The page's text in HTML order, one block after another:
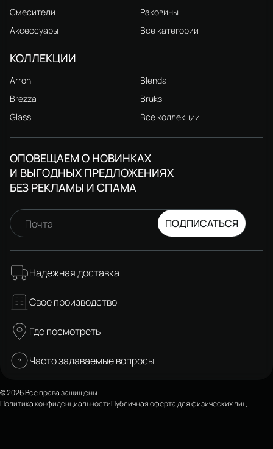
Смесители
Раковины
Аксессуары
Все категории
КОЛЛЕКЦИИ
Arron
Blenda
Brezza
Bruks
Glass
Все коллекции
ОПОВЕЩАЕМ О НОВИНКАХ
И ВЫГОДНЫХ ПРЕДЛОЖЕНИЯХ
БЕЗ РЕКЛАМЫ И СПАМА
Почта ПОДПИСАТЬСЯ
Надежная доставка
Свое производство
Где посмотреть
Часто задаваемые вопросы
© 2026 Все права защищены
Политика конфиденциальностиПубличная оферта для физических лиц